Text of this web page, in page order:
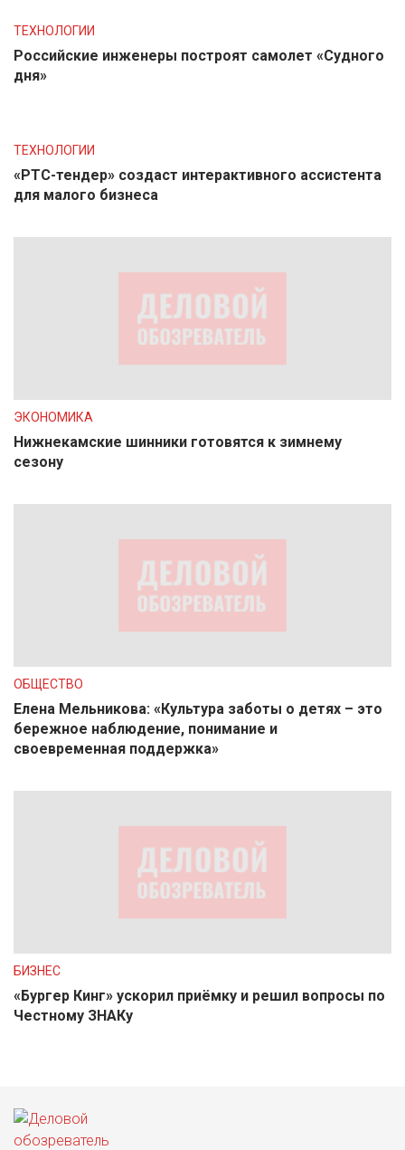
ТЕХНОЛОГИИ
Российские инженеры построят самолет «Судного
дня»
ТЕХНОЛОГИИ
«РТС-тендер» создаст интерактивного ассистента
для малого бизнеса
ЭКОНОМИКА
Нижнекамские шинники готовятся к зимнему
сезону
ОБЩЕСТВО
Елена Мельникова: «Культура заботы о детях – это
бережное наблюдение, понимание и
своевременная поддержка»
БИЗНЕС
«Бургер Кинг» ускорил приёмку и решил вопросы по
Честному ЗНАКу